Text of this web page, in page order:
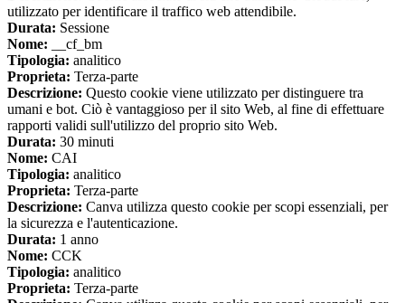
utilizzato per identificare il traffico web attendibile.
Durata: Sessione
Nome: __cf_bm
Tipologia: analitico
Proprieta: Terza-parte
Descrizione: Questo cookie viene utilizzato per distinguere tra
umani e bot. Ciò è vantaggioso per il sito Web, al fine di effettuare
rapporti validi sull'utilizzo del proprio sito Web.
Durata: 30 minuti
Nome: CAI
Tipologia: analitico
Proprieta: Terza-parte
Descrizione: Canva utilizza questo cookie per scopi essenziali, per
la sicurezza e l'autenticazione.
Durata: 1 anno
Nome: CCK
Tipologia: analitico
Proprieta: Terza-parte